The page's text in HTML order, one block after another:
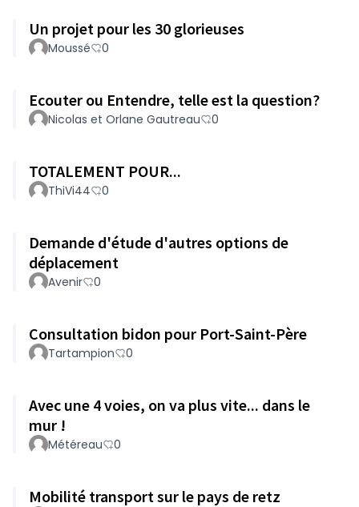
Un projet pour les 30 glorieuses
Moussé 0
Ecouter ou Entendre, telle est la question?
Nicolas et Orlane Gautreau 0
TOTALEMENT POUR...
ThiVi44 0
Demande d'étude d'autres options de
déplacement
Avenir 0
Consultation bidon pour Port-Saint-Père
Tartampion 0
Avec une 4 voies, on va plus vite... dans le
mur !
Météreau 0
Mobilité transport sur le pays de retz